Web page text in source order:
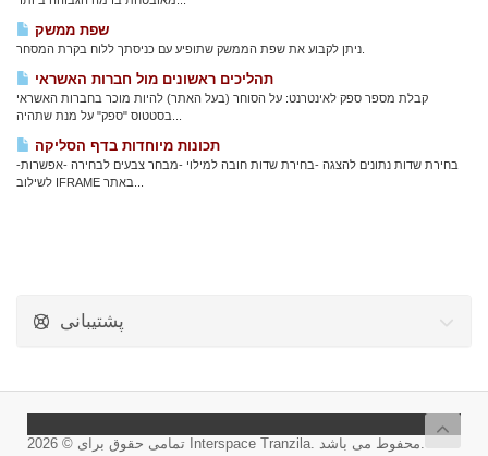
שפת ממשק
תהליכים ראשונים מול חברות האשראי
קבלת מספר ספק לאינטרנט: על הסוחר (בעל האתר) להיות מוכר בחברות האשראי
תכונות מיוחדות בדף הסליקה
-בחירת שדות נתונים להצגה -בחירת שדות חובה למילוי -מבחר צבעים לבחירה -אפשרות
پشتیبانی
تمامی حقوق برای © 2026 Interspace Tranzila. محفوط می باشد.